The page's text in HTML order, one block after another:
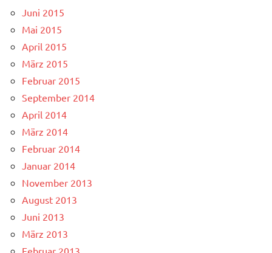
Juni 2015
Mai 2015
April 2015
März 2015
Februar 2015
September 2014
April 2014
März 2014
Februar 2014
Januar 2014
November 2013
August 2013
Juni 2013
März 2013